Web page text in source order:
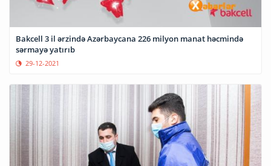
Bakcell 3 il ərzində Azərbaycana 226 milyon manat həcmində
sərmayə yatırıb
29-12-2021